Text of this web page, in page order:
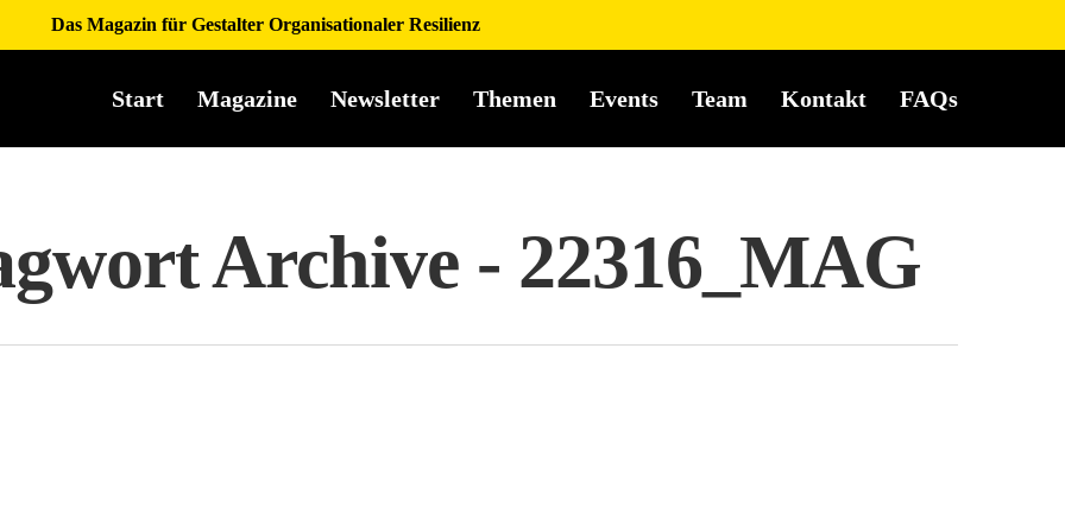
Das Magazin für Gestalter Organisationaler Resilienz
Start Magazine Newsletter Themen Events Team Kontakt FAQs
Archive - 22316_MAG